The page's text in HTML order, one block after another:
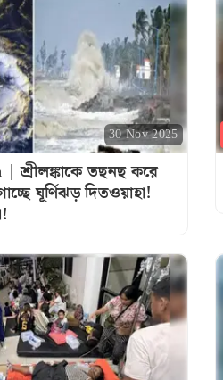
30 Nov 2025
শ্রীলঙ্কাকে তছনছ করে
ঘূর্ণিঝড় দিতওয়াহা!